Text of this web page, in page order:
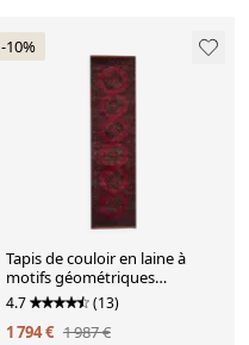
-10%
Tapis de couloir en laine à
motifs géométriques
bordeaux, noué à la main,
style tribal afghan.
4.7 (13)
1 794 € 1 987 €